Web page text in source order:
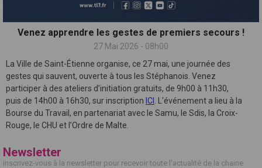
Venez apprendre les gestes de premiers secours !
27 Mai 2026 - 08h00
La Ville de Saint-Étienne organise, ce 27 mai, une journée des
gestes qui sauvent, ouverte à tous les Stéphanois. Venez
participer à des ateliers d’initiation gratuits, de 9h00 à 11h30,
puis de 14h00 à 16h30, sur inscription ICI
. L'événement a lieu à la
Bourse du Travail, en partenariat avec le Samu, le Sdis, la Croix-
Rouge, le CHU et l’Ordre de Malte.
Newsletter
inscrivez-vous à la newsletter pour recevoir toute l'actualité de la chaine